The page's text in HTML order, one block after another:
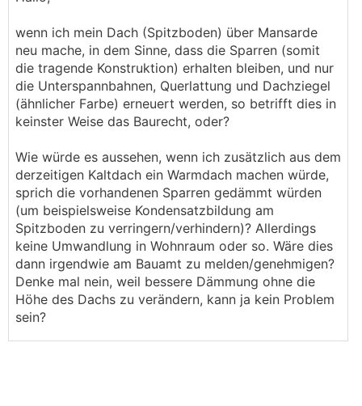
wenn ich mein Dach (Spitzboden) über Mansarde
neu mache, in dem Sinne, dass die Sparren (somit
die tragende Konstruktion) erhalten bleiben, und nur
die Unterspannbahnen, Querlattung und Dachziegel
(ähnlicher Farbe) erneuert werden, so betrifft dies in
keinster Weise das Baurecht, oder?
Wie würde es aussehen, wenn ich zusätzlich aus dem
derzeitigen Kaltdach ein Warmdach machen würde,
sprich die vorhandenen Sparren gedämmt würden
(um beispielsweise Kondensatzbildung am
Spitzboden zu verringern/verhindern)? Allerdings
keine Umwandlung in Wohnraum oder so. Wäre dies
dann irgendwie am Bauamt zu melden/genehmigen?
Denke mal nein, weil bessere Dämmung ohne die
Höhe des Dachs zu verändern, kann ja kein Problem
sein?